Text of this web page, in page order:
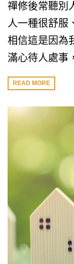
禪修後常聽別
人一種很舒服
相信這是因為
滿心待人處事
READ MORE